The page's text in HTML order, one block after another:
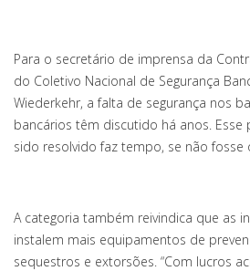
Para o secretário de imprensa da
do Coletivo Nacional de Segurança
Wiederkehr, a falta de segurança nos
bancários têm discutido há anos.
sido resolvido faz tempo, se não
A categoria também reivindica que as
instalem mais equipamentos de
sequestros e extorsões. “Com lucros